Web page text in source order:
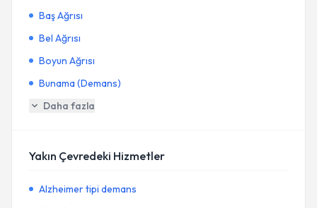
Baş Ağrısı
Bel Ağrısı
Boyun Ağrısı
Bunama (Demans)
Daha fazla
Yakın Çevredeki Hizmetler
Alzheimer tipi demans